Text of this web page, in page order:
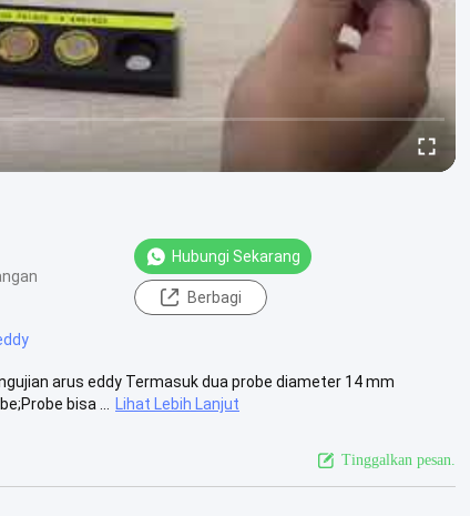
Hubungi Sekarang
Berbagi
arus eddy Termasuk dua probe diameter 14 mm
bisa ...
Lihat Lebih Lanjut
Tinggalkan pesan.